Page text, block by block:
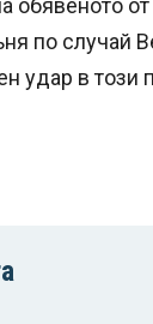
обявеното
по случай
удар в този